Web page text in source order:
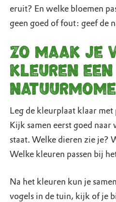
eruit? En welke bloemen
geen goed of fout: geef de
Zo maak je
kleuren een
Leg de kleurplaat klaar
Kijk samen eerst goed naar
staat. Welke dieren zie je?
Welke kleuren passen bij
Na het kleuren kun je
vogels in de tuin, kijk of je